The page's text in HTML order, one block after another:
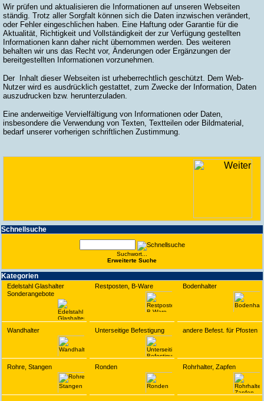
Schnell­suche
Suchwort...
Erwei­terte Suche
Kate­gorien
Edelstahl Glashalter
Sonderangebote
Restposten, B-Ware Bodenhalter
Wandhalter Unterseitige Befestigung andere Befest. für Pfosten
Rohre, Stangen Ronden Rohrhalter, Zapfen
Wir prüfen und aktualisieren die Informationen auf unseren Webseiten
ständig. Trotz aller Sorgfalt können sich die Daten inzwischen verändert,
oder Fehler eingeschlichen haben. Eine Haftung oder Garantie für die
Aktualität, Richtigkeit und Vollständigkeit der zur Verfügung gestellten
Informationen kann daher nicht übernommen werden. Des weiteren
behalten wir uns das Recht vor, Änderungen oder Ergänzungen der
bereitgestellten Informationen vorzunehmen.
Der Inhalt dieser Webseiten ist urheberrechtlich geschützt. Dem Web-
Nutzer wird es ausdrücklich gestattet, zum Zwecke der Information, Daten
auszudrucken bzw. herunterzuladen.
Eine anderweitige Vervielfältigung von Informationen oder Daten,
insbesondere die Verwendung von Texten, Textteilen oder Bildmaterial,
bedarf unserer vorherigen schriftlichen Zustimmung.